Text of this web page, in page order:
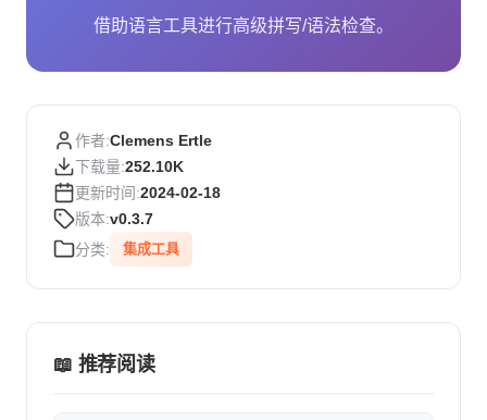
借助语言工具进行高级拼写/语法检查。
作者:Clemens Ertle
下载量:252.10K
更新时间:2024-02-18
版本:v0.3.7
分类:
集成工具
📖 推荐阅读